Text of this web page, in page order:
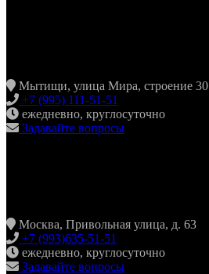
Мытищи, улица Мира, строение 30
+7 (995) 111-51-51
ежедневно, круглосуточно
Задавайте вопросы
Москва, Привольная улица, д. 63
+7 (993)635-51-51
ежедневно, круглосуточно
Задавайте вопросы